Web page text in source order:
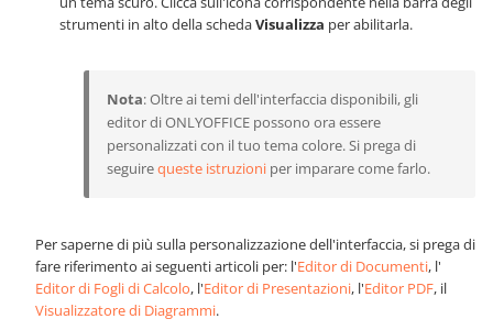
strumenti in alto della schedaVisualizza per abilitarla.
Nota: Oltre ai temi dell'interfaccia disponibili, gli
editor di ONLYOFFICE possono ora essere
personalizzati con il tuo tema colore. Si prega di
seguirequeste istruzioni per imparare come farlo.
Per saperne di più sulla personalizzazione dell'interfaccia, si prega di
fare riferimento ai seguenti articoli per: l'Editor di Documenti, l'
Editor di Fogli di Calcolo, l'Editor di Presentazioni, l'Editor PDF, il
Visualizzatore di Diagrammi.